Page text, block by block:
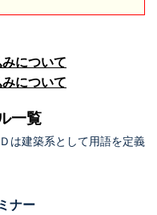
について
について
一覧
は建築系として用語を定義
ナー